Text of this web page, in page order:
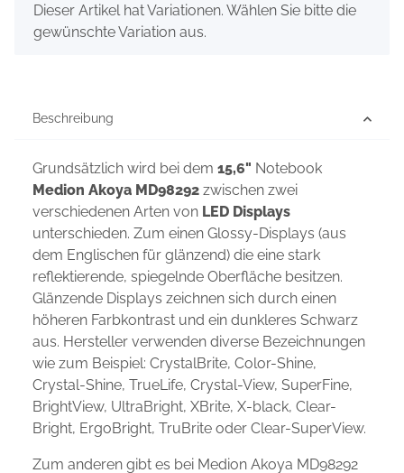
x
Dieser Artikel hat Variationen. Wählen Sie bitte die
gewünschte Variation aus.
Beschreibung
Grundsätzlich wird bei dem 15,6" Notebook
Medion Akoya MD98292 zwischen zwei
verschiedenen Arten von LED Displays
unterschieden. Zum einen Glossy-Displays (aus
dem Englischen für glänzend) die eine stark
reflektierende, spiegelnde Oberfläche besitzen.
Glänzende Displays zeichnen sich durch einen
höheren Farbkontrast und ein dunkleres Schwarz
aus. Hersteller verwenden diverse Bezeichnungen
wie zum Beispiel: CrystalBrite, Color-Shine,
Crystal-Shine, TrueLife, Crystal-View, SuperFine,
BrightView, UltraBright, XBrite, X-black, Clear-
Bright, ErgoBright, TruBrite oder Clear-SuperView.
Zum anderen gibt es bei Medion Akoya MD98292